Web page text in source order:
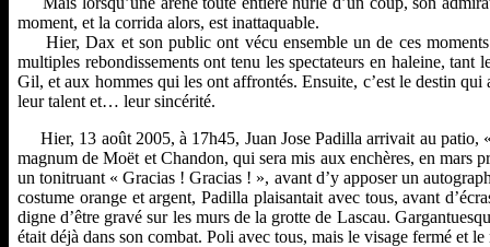
moment, et la corrida alors, est inattaquable.
Hier, Dax et son public ont vécu ensemble un de ces moments
multiples rebondissements ont tenu les spectateurs en haleine,
Gil, et aux hommes qui les ont affrontés. Ensuite, c’est le destin
leur talent et… leur sincérité.
Hier, 13 août 2005, à 17h45, Juan Jose Padilla arrivait au
magnum de Moët et Chandon, qui sera mis aux enchères, en mars
un tonitruant « Gracias ! Gracias ! », avant d’y apposer un
costume orange et argent, Padilla plaisantait avec tous, avant
digne d’être gravé sur les murs de la grotte de Lascau.
était déjà dans son combat. Poli avec tous, mais le visage fermé et